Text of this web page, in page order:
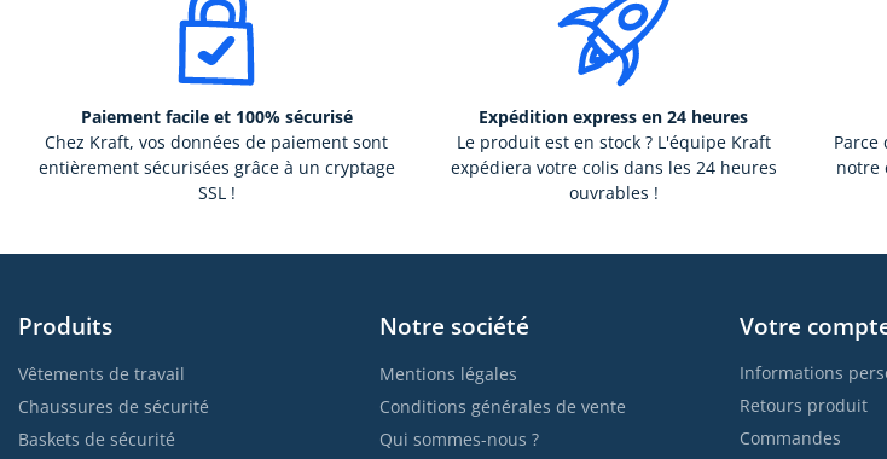
Paiement facile et 100% sécurisé
Chez Kraft, vos données de paiement sont
entièrement sécurisées grâce à un cryptage
SSL !
Expédition express en 24 heures
Le produit est en stock ? L'équipe Kraft
expédiera votre colis dans les 24 heures
ouvrables !
Parce
notre
Produits
Vêtements de travail
Chaussures de sécurité
Baskets de sécurité
Notre société
Mentions légales
Conditions générales de vente
Qui sommes-nous ?
Votre
Informations
Retours produit
Commandes